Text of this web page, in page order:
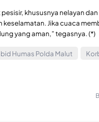
khususnya nelayan
Jika cuaca
yang aman,” tegasnya. (*)
Humas Polda Malut